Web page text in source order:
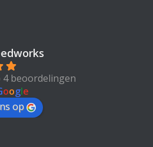
4 beoordelingen
oogle
op